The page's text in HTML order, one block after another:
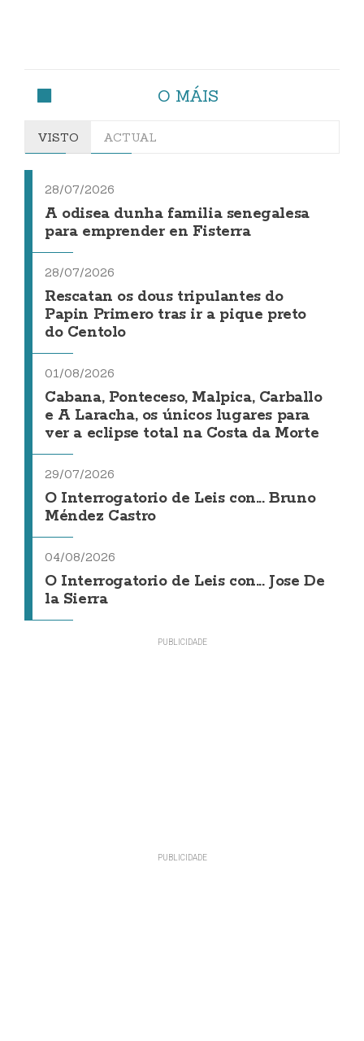
O MÁIS
VISTO ACTUAL
28/07/2026
A odisea dunha familia senegalesa
para emprender en Fisterra
28/07/2026
Rescatan os dous tripulantes do
Papin Primero tras ir a pique preto
do Centolo
01/08/2026
Cabana, Ponteceso, Malpica, Carballo
e A Laracha, os únicos lugares para
ver a eclipse total na Costa da Morte
29/07/2026
O Interrogatorio de Leis con... Bruno
Méndez Castro
04/08/2026
O Interrogatorio de Leis con... Jose De
la Sierra